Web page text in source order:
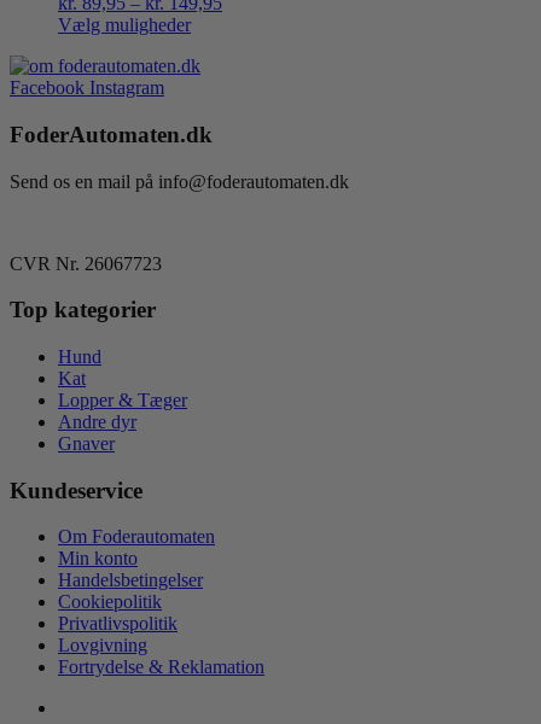
Mulighederne
kan
på
varesiden
Vælg muligheder
vare
har
varianter.
kan
Facebook Instagram
FoderAutomaten.dk
Send os en mail på info@foderautomaten.dk
CVR Nr. 26067723
Top kategorier
Hund
Kat
Lopper & Tæger
Andre dyr
Gnaver
Kundeservice
Om Foderautomaten
Min konto
Handelsbetingelser
Cookiepolitik
Privatlivspolitik
Lovgivning
Fortrydelse & Reklamation